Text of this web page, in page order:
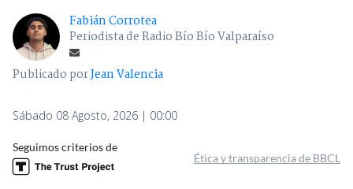
Fabián Corrotea
Periodista de Radio Bío Bío Valparaíso
Publicado porJean Valencia
Sábado 08 Agosto, 2026 | 00:00
Seguimos criterios de
Ética y transparencia de BBCL